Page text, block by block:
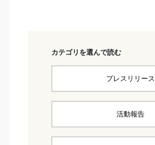
カテゴリを選んで読む
プレスリリース
活動報告